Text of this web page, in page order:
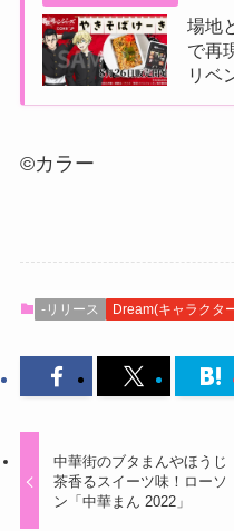
場地
で再
リベ
©カラー
-リリース Dream(キャラクタ
中華街のブタまんやほうじ
茶香るスイーツ味！ローソ
ン「中華まん 2022」